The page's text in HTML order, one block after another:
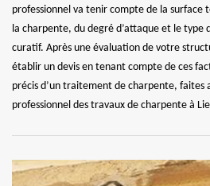
professionnel va tenir compte de la surface
la charpente, du degré d’attaque et le
curatif. Après une évaluation de votre
établir un devis en tenant compte de ces
précis d’un traitement de charpente, faites
professionnel des travaux de charpente à